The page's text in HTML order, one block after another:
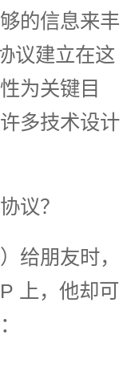
的信息来丰
议建立在这
为关键目
多技术设计
议？
给朋友时，
上，他却可